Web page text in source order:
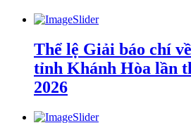
Thể lệ Giải báo chí
tỉnh Khánh Hòa lần
2026